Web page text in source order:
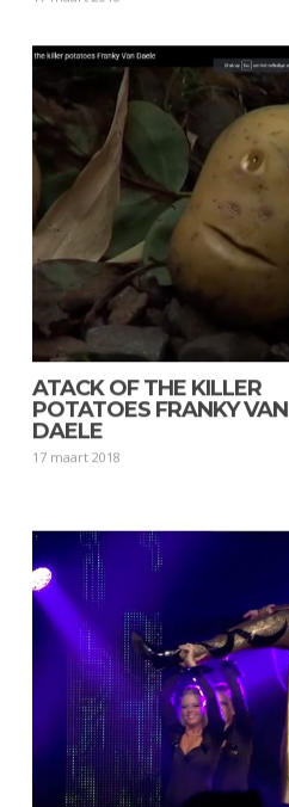
ATACK OF THE KILLER
POTATOES FRANKY VAN
DAELE
17 maart 2018